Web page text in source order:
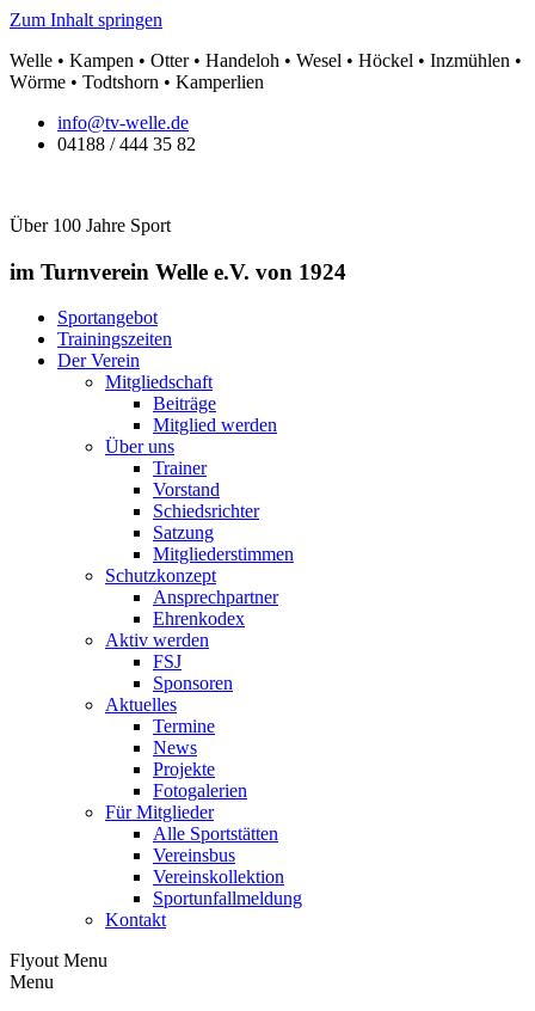
Zum Inhalt springen
Welle • Kampen • Otter • Handeloh • Wesel • Höckel • Inzmühlen •
Wörme • Todtshorn • Kamperlien
info@tv-welle.de
04188 / 444 35 82
Über 100 Jahre Sport
im Turnverein Welle e.V. von 1924
Sportangebot
Trainingszeiten
Der Verein
Mitgliedschaft
Beiträge
Mitglied werden
Über uns
Trainer
Vorstand
Schiedsrichter
Satzung
Mitgliederstimmen
Schutzkonzept
Ansprechpartner
Ehrenkodex
Aktiv werden
FSJ
Sponsoren
Aktuelles
Termine
News
Projekte
Fotogalerien
Für Mitglieder
Alle Sportstätten
Vereinsbus
Vereinskollektion
Sportunfallmeldung
Kontakt
Flyout Menu
Menu